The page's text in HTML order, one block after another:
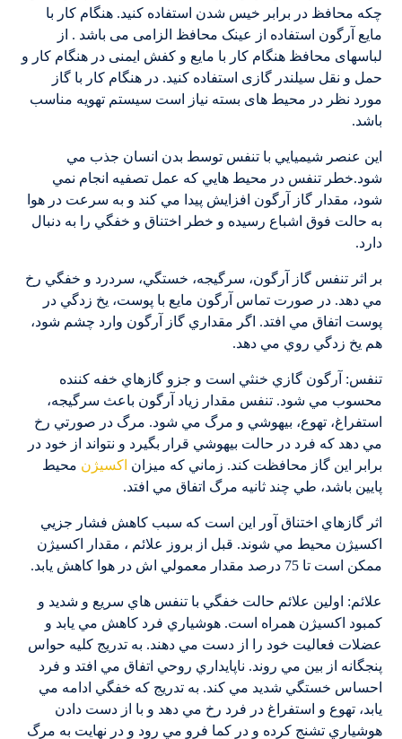
چکه محافظ در برابر خیس شدن استفاده کنید. هنگام کار با
مایع آرگون استفاده از عینک محافظ الزامی می باشد . از
لباسهای محافظ هنگام کار با مایع و کفش ایمنی در هنگام کار و
حمل و نقل سیلندر گازی استفاده کنید. در هنگام کار با گاز
مورد نظر در محیط های بسته نیاز است سیستم تهویه مناسب
باشد.
اين عنصر شيميايي با تنفس توسط بدن انسان جذب مي
شود.خطر تنفس در محيط هايي كه عمل تصفيه انجام نمي
شود، مقدار گاز آرگون افزايش پيدا مي كند و به سرعت در هوا
به حالت فوق اشباع رسيده و خطر اختناق و خفگي را به دنبال
دارد.
بر اثر تنفس گاز آرگون، سرگيجه، خستگي، سردرد و خفگي رخ
مي دهد. در صورت تماس آرگون مايع با پوست، يخ زدگي در
پوست اتفاق مي افتد. اگر مقداري گاز آرگون وارد چشم شود،
هم يخ زدگي روي مي دهد.
تنفس: آرگون گازي خنثي است و جزو گازهاي خفه كننده
محسوب مي شود. تنفس مقدار زياد آرگون باعث سرگيجه،
استفراغ، تهوع، بيهوشي و مرگ مي شود. مرگ در صورتي رخ
مي دهد كه فرد در حالت بيهوشي قرار بگيرد و نتواند از خود در
برابر اين گاز محافظت كند. زماني كه ميزان اكسيژن محيط
پايين باشد، طي چند ثانيه مرگ اتفاق مي افتد.
اثر گازهاي اختناق آور اين است كه سبب كاهش فشار جزيي
اكسيژن محيط مي شوند. قبل از بروز علائم ، مقدار اكسيژن
ممكن است تا 75 درصد مقدار معمولي اش در هوا كاهش يابد.
علائم: اولين علائم حالت خفگي با تنفس هاي سريع و شديد و
كمبود اكسيژن همراه است. هوشياري فرد كاهش مي يابد و
عضلات فعاليت خود را از دست مي دهند. به تدريج كليه حواس
پنجگانه از بين مي روند. ناپايداري روحي اتفاق مي افتد و فرد
احساس خستگي شديد مي كند. به تدريج كه خفگي ادامه مي
يابد، تهوع و استفراغ در فرد رخ مي دهد و با از دست دادن
هوشياري تشنج كرده و در كما فرو مي رود و در نهايت به مرگ